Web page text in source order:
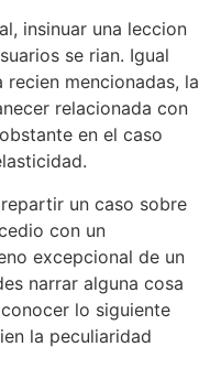
insinuar una leccion
se rian. Igual
mencionadas, la
relacionada con
en el caso
un caso sobre
con un
excepcional de un
narrar alguna cosa
lo siguiente
la peculiaridad